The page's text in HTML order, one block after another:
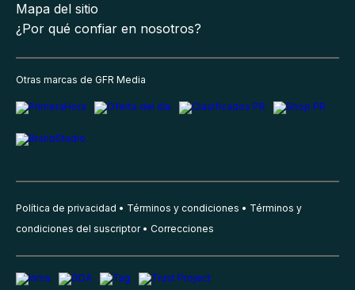
Mapa del sitio
¿Por qué confiar en nosotros?
Otras marcas de GFR Media
Política de privacidad Términos y condiciones
Términos y
condiciones del suscriptor
Correcciones